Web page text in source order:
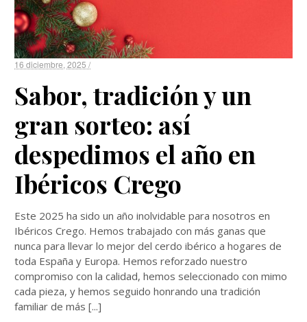
16 diciembre, 2025 /
Sabor, tradición y un
gran sorteo: así
despedimos el año en
Ibéricos Crego
Este 2025 ha sido un año inolvidable para nosotros en
Ibéricos Crego. Hemos trabajado con más ganas que
nunca para llevar lo mejor del cerdo ibérico a hogares de
toda España y Europa. Hemos reforzado nuestro
compromiso con la calidad, hemos seleccionado con mimo
cada pieza, y hemos seguido honrando una tradición
familiar de más [...]